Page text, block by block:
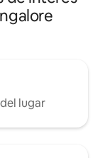
lugar